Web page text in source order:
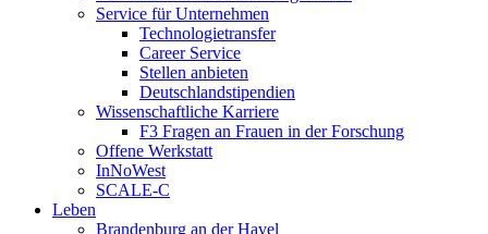
Service für Unternehmen
Technologietransfer
Career Service
Stellen anbieten
Deutschlandstipendien
Wissenschaftliche Karriere
F3 Fragen an Frauen in der Forschung
Offene Werkstatt
InNoWest
SCALE-C
Leben
Brandenburg an der Havel